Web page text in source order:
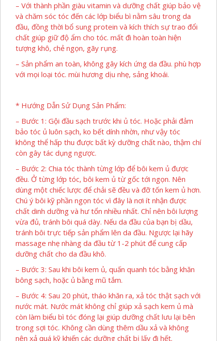
– Với thành phần giàu vitamin và dưỡng chất giúp bảo vệ
và chăm sóc tóc đến các lớp biểu bì nằm sâu trong da
đầu, đồng thời bổ sung protein và kích thích sự trao đổi
chất giúp giữ độ ẩm cho tóc. mất đi hoàn toàn hiện
tượng khô, chẻ ngọn, gãy rụng.
– Sản phẩm an toàn, không gây kích ứng da đầu. phù hợp
với mọi loại tóc. mùi hương dịu nhẹ, sảng khoái.
* Hướng Dẫn Sử Dụng Sản Phẩm:
– Bước 1: Gội đầu sạch trước khi ủ tóc. Hoặc phải đảm
bảo tóc ủ luôn sạch, ko bết dính nhờn, như vậy tóc
không thể hấp thu được bất kỳ dưỡng chất nào, thậm chí
còn gây tác dụng ngược.
– Bước 2: Chia tóc thành từng lớp để bôi kem ủ được
đều. Ở từng lớp tóc, bôi kem ủ từ gốc tới ngọn. Nên
dùng một chiếc lược để chải sẽ đều và đỡ tốn kem ủ hơn.
Chú ý bôi kỹ phần ngọn tóc vì đây là nơi ít nhận được
chất dinh dưỡng và hư tổn nhiều nhất. Chỉ nên bôi lượng
vừa đủ, tránh bôi quá dày. Nếu da đầu của bạn bị dầu,
tránh bôi trực tiếp sản phẩm lên da đầu. Ngược lại hãy
massage nhẹ nhàng da đầu từ 1-2 phút để cung cấp
dưỡng chất cho da đầu khô.
– Bước 3: Sau khi bôi kem ủ, quấn quanh tóc bằng khăn
bông sạch, hoặc ủ bằng mũ tắm.
– Bước 4: Sau 20 phút, tháo khăn ra, xả tóc thật sạch với
nước mát. Nước mát không chỉ giúp xả sạch kem ủ mà
còn làm biểu bì tóc đóng lại giúp dưỡng chất lưu lại bên
trong sợi tóc. Không cần dùng thêm dầu xả và không
nên xả quá kỹ khiến các dưỡng chất bị lấy đi hết.